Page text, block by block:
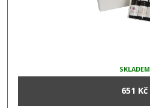
SKLADEM
651 Kč